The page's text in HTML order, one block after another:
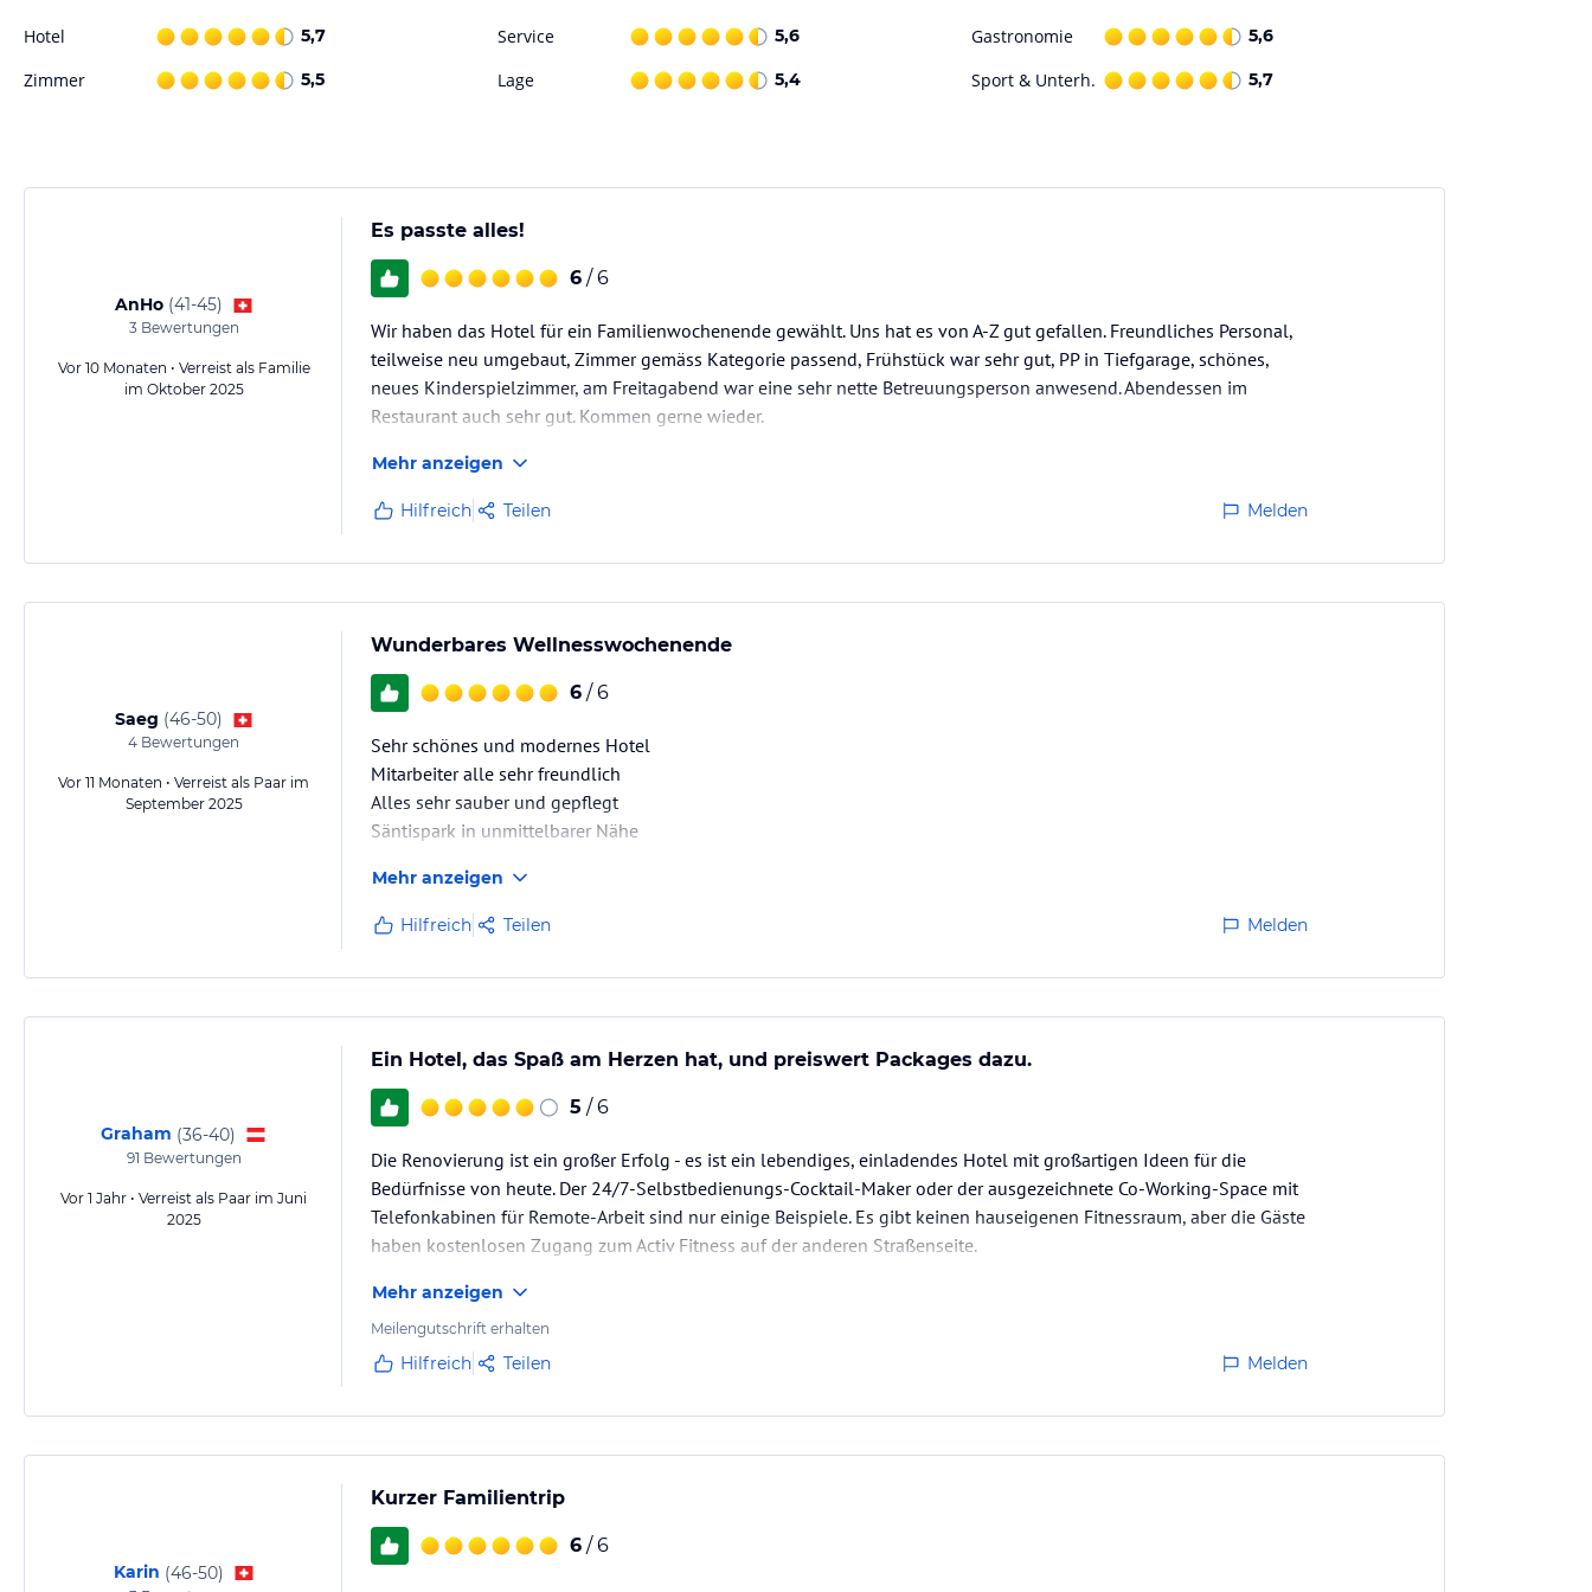
- Hotelgäste erhalten 20 % Rabatt auf das Römisch-Irische Bad im Wellness-Bereich sowie auf das grosse Sport &
Spiel Angebot
Hotel 5,7 Service 5,6 Gastronomie 5,6
Zimmer 5,5 Lage 5,4 Sport & Unterh. 5,7
AnHo (41-45)
3Bewertungen
Vor 10 Monaten • Verreist als Familie
im Oktober 2025
Es passte alles!
6 / 6
Wir haben das Hotel für ein Familienwochenende gewählt. Uns hat es von A-Z gut gefallen. Freundliches Personal,
teilweise neu umgebaut, Zimmer gemäss Kategorie passend, Frühstück war sehr gut, PP in Tiefgarage, schönes,
neues Kinderspielzimmer, am Freitagabend war eine sehr nette Betreuungsperson anwesend. Abendessen im
Restaurant auch sehr gut. Kommen gerne wieder.
Mehr anzeigen
Hilfreich Teilen Melden
Saeg (46-50)
4 Bewertungen
Vor 11 Monaten • Verreist als Paar im
September 2025
Wunderbares Wellnesswochenende
6 / 6
Sehr schönes und modernes Hotel
Mitarbeiter alle sehr freundlich
Alles sehr sauber und gepflegt
Säntispark in unmittelbarer Nähe
Mehr anzeigen
Hilfreich Teilen Melden
Graham (36-40)
91 Bewertungen
Vor 1 Jahr • Verreist als Paar im Juni
2025
Ein Hotel, das Spaß am Herzen hat, und preiswert Packages dazu.
5 / 6
Die Renovierung ist ein großer Erfolg - es ist ein lebendiges, einladendes Hotel mit großartigen Ideen für die
Bedürfnisse von heute. Der 24/7-Selbstbedienungs-Cocktail-Maker oder der ausgezeichnete Co-Working-Space mit
Telefonkabinen für Remote-Arbeit sind nur einige Beispiele. Es gibt keinen hauseigenen Fitnessraum, aber die Gäste
haben kostenlosen Zugang zum Activ Fitness auf der anderen Straßenseite.
Mehr anzeigen
Meilengutschrift erhalten
Hilfreich Teilen Melden
Karin (46-50)
Kurzer Familientrip
6 / 6